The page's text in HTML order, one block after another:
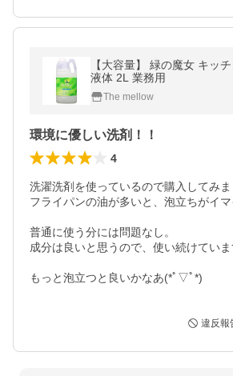
【大容量】 緑の魔女 キッ
液体 2L 業務用
The mellow
環境に優しい洗剤！！
4
洗濯洗剤を使っているので購入してみま
フライパンの油が多いと、泡立ちがイマ
普通に使う分には問題なし。
成分は良いと思うので、使い続けていま
もっと泡立つと良いかなあ(*ﾟ▽ﾟ*)
違反報